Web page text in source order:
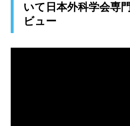
いて日本外科学会専
ビュー